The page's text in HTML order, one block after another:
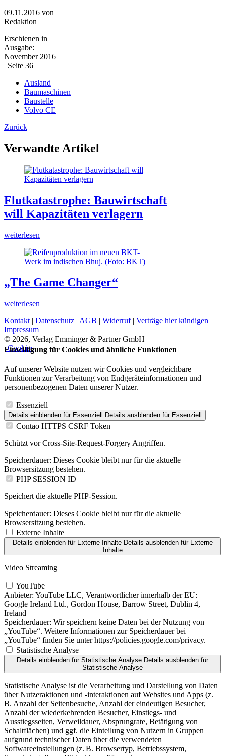
09.11.2016 von
Redaktion
Erschienen in
Ausgabe:
November 2016
| Seite 36
Ausland
Baumaschinen
Baustelle
Volvo CE
Zurück
Verwandte Artikel
Flutkatastrophe: Bauwirtschaft
will Kapazitäten verlagern
weiterlesen
„The Game Changer“
weiterlesen
Kontakt | Datenschutz | AGB | Widerruf| Verträge hier kündigen |
Impressum
© 2026, Verlag Emminger & Partner GmbH
| Cookies
Einwilligung für Cookies und ähnliche Funktionen
Auf unserer Website nutzen wir Cookies und vergleichbare
Funktionen zur Verarbeitung von Endgeräteinformationen und
personenbezogenen Daten unserer Nutzer.
Essenziell
Details einblenden für Essenziell Details ausblenden für Essenziell
Contao HTTPS CSRF Token
Schützt vor Cross-Site-Request-Forgery Angriffen.
Speicherdauer: Dieses Cookie bleibt nur für die aktuelle
Browsersitzung bestehen.
PHP SESSION ID
Speichert die aktuelle PHP-Session.
Speicherdauer: Dieses Cookie bleibt nur für die aktuelle
Browsersitzung bestehen.
Externe Inhalte
Details einblendenfür Externe Inhalte Details ausblendenfür Externe
Inhalte
Video Streaming
YouTube
Anbieter: YouTube LLC, Verantwortlicher innerhalb der EU:
Google Ireland Ltd., Gordon House, Barrow Street, Dublin 4,
Ireland
Speicherdauer: Wir speichern keine Daten bei der Nutzung von
„YouTube“. Weitere Informationen zur Speicherdauer bei
„YouTube“ finden Sie unter https://policies.google.com/privacy.
Statistische Analyse
Details einblenden für Statistische Analyse Details ausblenden für
Statistische Analyse
Statistische Analyse ist die Verarbeitung und Darstellung von Daten
über Nutzeraktionen und -interaktionen auf Websites und Apps (z.
B. Anzahl der Seitenbesuche, Anzahl der eindeutigen Besucher,
Anzahl der wiederkehrenden Besucher, Einstiegs- und
Ausstiegsseiten, Verweildauer, Absprungrate, Betätigung von
Schaltflächen) und ggf. die Einteilung von Nutzern in Gruppen
aufgrund technischer Daten über die verwendeten
Softwareeinstellungen (z. B. Browsertyp, Betriebssystem,